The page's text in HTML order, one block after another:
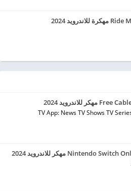
TV App: News TV Shows TV